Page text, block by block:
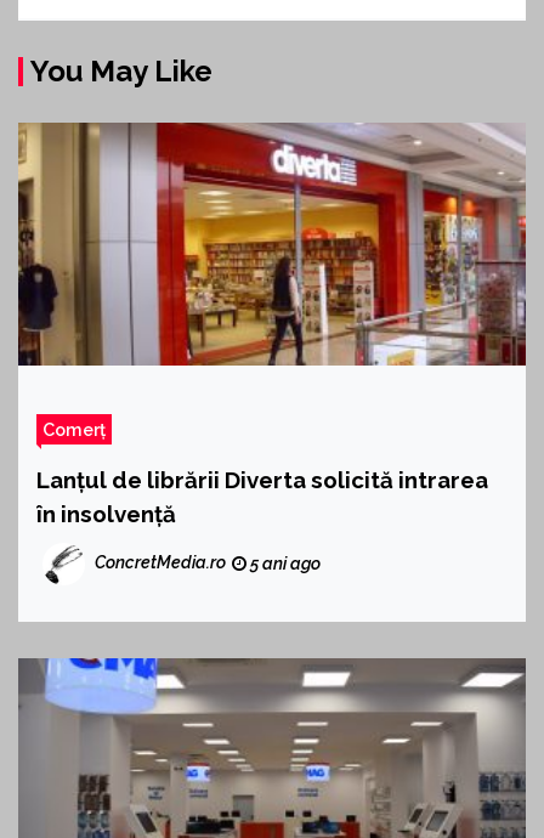
You May Like
Comerț
Lanțul de librării Diverta solicită intrarea
în insolvență
ConcretMedia.ro 5 ani ago